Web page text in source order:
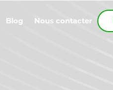
Blog Nous contacter